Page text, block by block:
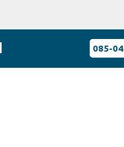
085-